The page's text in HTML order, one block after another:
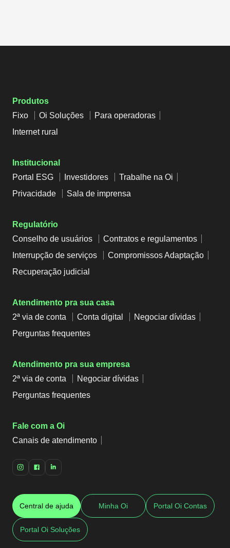
Produtos
Fixo
Oi Soluções
Para operadoras
Internet rural
Institucional
Portal ESG
Investidores
Trabalhe na Oi
Privacidade
Sala de imprensa
Regulatório
Conselho de usuários
Contratos e regulamentos
Interrupção de serviços
Compromissos Adaptação
Recuperação judicial
Atendimento pra sua casa
2ª via de conta
Conta digital
Negociar dívidas
Perguntas frequentes
Atendimento pra sua empresa
2ª via de conta
Negociar dívidas
Perguntas frequentes
Fale com a Oi
Canais de atendimento
Central de ajuda Minha Oi Portal Oi Contas
Portal Oi Soluções